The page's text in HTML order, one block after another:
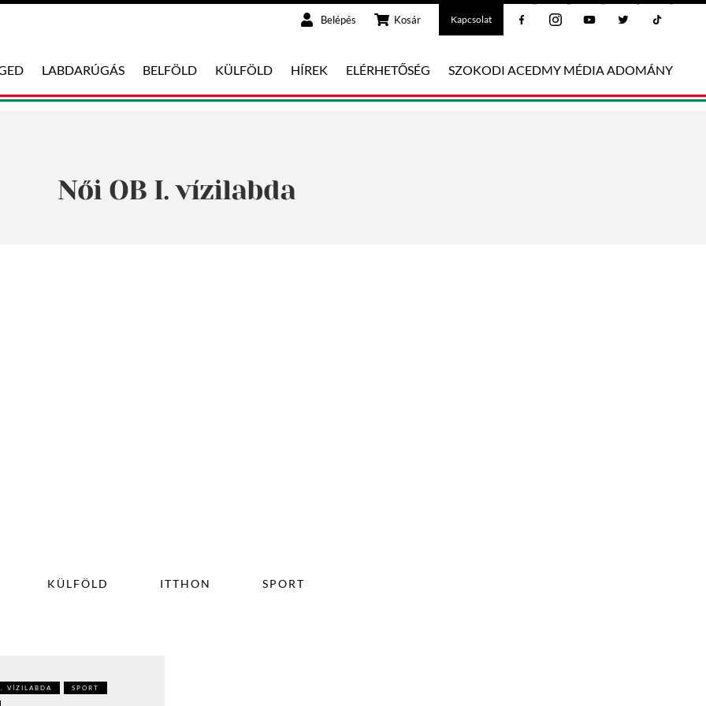
Belépés Kosár Kapcsolat
LABDARÚGÁS BELFÖLD KÜLFÖLD HÍREK ELÉRHETŐSÉG SZOKODI ACEDMY MÉDIA ADOMÁNY
Női OB I. vízilabda
KÜLFÖLD ITTHON SPORT
VÍZILABDA SPORT